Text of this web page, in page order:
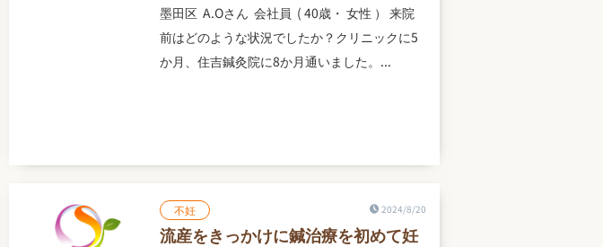
墨田区 A.Oさん 会社員 ( 40歳・ 女性 ） 来院
前はどのような状況でしたか？クリニックに5
か月、住吉鍼灸院に8か月通いました。...
不妊 2024/8/20
流産をきっかけに鍼治療を初めて妊